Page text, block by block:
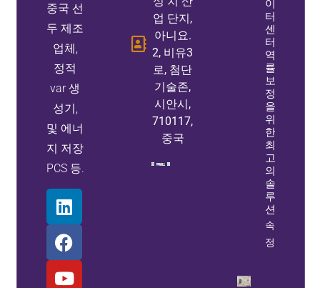
중국 선
두 제조
업체,
정적
var 생
성기,
및 에너
지 저장
PCS 등.
업 단지,
아니요.
2, 비유3
로, 첨단
기술존,
시안시,
710117,
중국
이
터
센
터
역
률
보
정
을
위
한
최
고
의
솔
루
션
속성
정보